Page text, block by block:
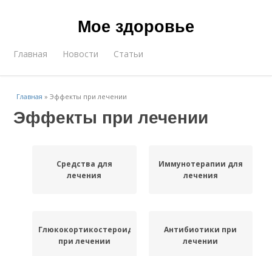
Мое здоровье
Главная Новости Статьи
Главная »Эффекты при лечении
Эффекты при лечении
Средства для
лечения
Иммунотерапии для
лечения
Глюкокортикостероиды
при лечении
Антибиотики при
лечении